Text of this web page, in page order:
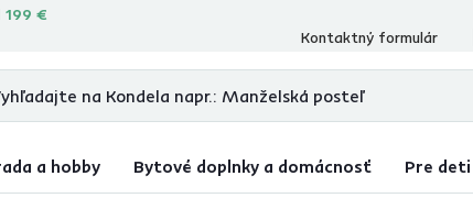
199 €produktových recenzií
Kontaktný formulár
a hobby Bytové doplnky a domácnosť Pre deti